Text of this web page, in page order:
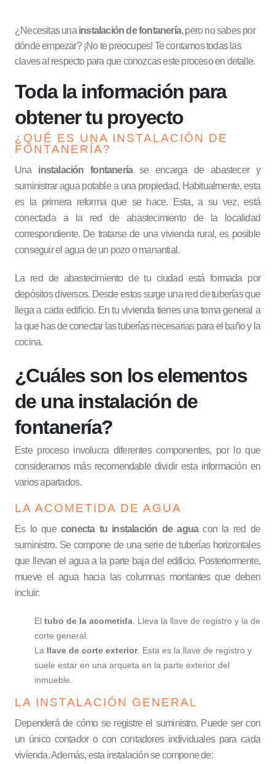
¿Necesitas una instalación de fontanería, pero no sabes por
dónde empezar? ¡No te preocupes! Te contamos todas las
claves al respecto para que conozcas este proceso en detalle.
Toda la información para
obtener tu proyecto
¿QUÉ ES UNA INSTALACIÓN DE
FONTANERÍA?
Una instalación fontanería se encarga de abastecer y
suministrar agua potable a una propiedad. Habitualmente, esta
es la primera reforma que se hace. Esta, a su vez, está
conectada a la red de abastecimiento de la localidad
correspondiente. De tratarse de una vivienda rural, es posible
conseguir el agua de un pozo o manantial.
La red de abastecimiento de tu ciudad está formada por
depósitos diversos. Desde estos surge una red de tuberías que
llega a cada edificio. En tu vivienda tienes una toma general a
la que has de conectar las tuberías necesarias para el baño y la
cocina.
¿Cuáles son los elementos
de una instalación de
fontanería?
Este proceso involucra diferentes componentes, por lo que
consideramos más recomendable dividir esta información en
varios apartados.
LA ACOMETIDA DE AGUA
Es lo queconecta tu instalación de aguacon la red de
suministro. Se compone de una serie de tuberías horizontales
que llevan el agua a la parte baja del edificio. Posteriormente,
mueve el agua hacia las columnas montantes que deben
incluir:
El tubo de la acometida . Lleva la llave de registro y la de
corte general.
La llave de corte exterior. Esta es la llave de registro y
suele estar en una arqueta en la parte exterior del
inmueble.
LA INSTALACIÓN GENERAL
Dependerá de cómo se registre el suministro. Puede ser con
un único contador o con contadores individuales para cada
vivienda. Además, esta instalación se compone de: